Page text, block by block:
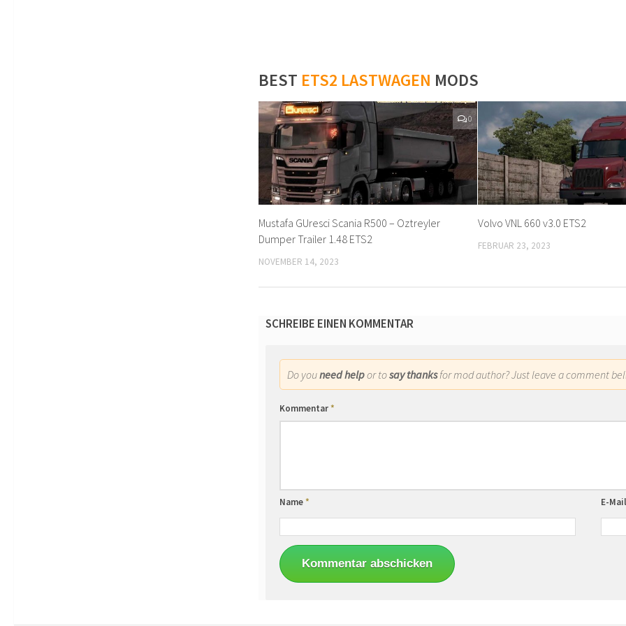
BEST ETS2 LASTWAGEN MODS
0
Mustafa GUresci Scania R500 – Oztreyler
Dumper Trailer 1.48 ETS2
NOVEMBER 14, 2023
Volvo VNL 660 v3.0 ETS2
FEBRUAR 23, 2023
SCHREIBE EINEN KOMMENTAR
Do youneed helpor tosay thanksfor mod author? Just leave a comment
Kommentar*
Name* E-Mail